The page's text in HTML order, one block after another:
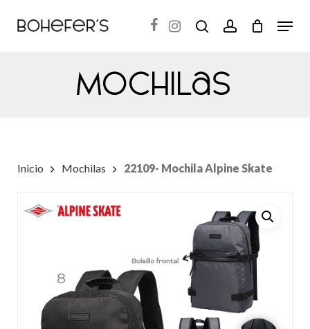
search accountMenu
Inicio Mochilas 22109- Mochila Alpine Skate
Mochilas